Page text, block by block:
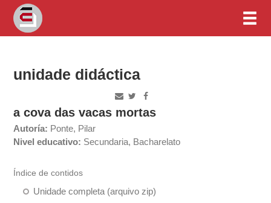
unidade didáctica
a cova das vacas mortas
Autoría: Ponte, Pilar
Nivel educativo: Secundaria, Bacharelato
Índice de contidos
Unidade completa (arquivo zip)